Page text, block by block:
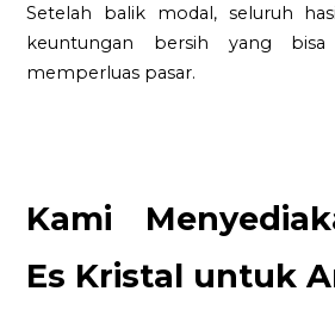
Setelah balik modal, seluruh
keuntungan bersih yang
memperluas pasar.
Kami
Es Kristal untuk